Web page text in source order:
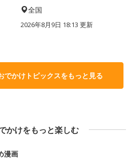
全国
2026年8月9日 18:13 更新
でかけトピックスをもっと見る
かけをもっと楽しむ
漫画